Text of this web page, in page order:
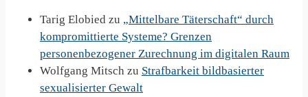
Tarig Elobied zu „Mittelbare Täterschaft“ durch
kompromittierte Systeme? Grenzen
personenbezogener Zurechnung im digitalen Raum
Wolfgang Mitsch zu Strafbarkeit bildbasierter
sexualisierter Gewalt